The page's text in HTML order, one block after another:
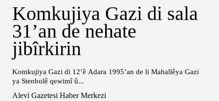
Komkujiya Gazi di sala
31’an de nehate
jibîrkirin
Komkujiya Gazi di 12’ê Adara 1995’an de li Mahallêya Gazi
ya Stenbolê qewimî û...
Alevi Gazetesi Haber Merkezi